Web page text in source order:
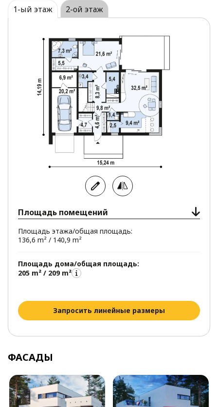
1-ый этаж 2-ой этаж
Площадь помещений
Площадь этажа/общая площадь:
136,6 m² / 140,9 m²
Площадь дома/общая площадь:
205 m² / 209 m²
Запросить линейные размеры
ФАСАДЫ